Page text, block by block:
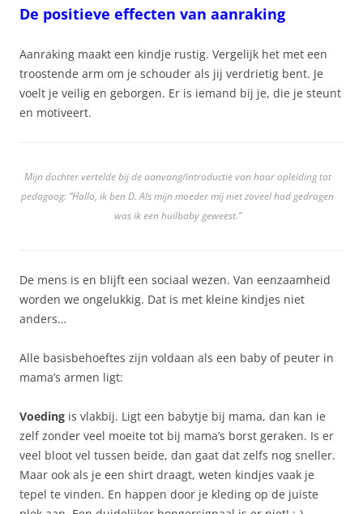
De positieve effecten van aanraking
Aanraking maakt een kindje rustig. Vergelijk het met een
troostende arm om je schouder als jij verdrietig bent. Je
voelt je veilig en geborgen. Er is iemand bij je, die je steunt
en motiveert.
Mijn dochter vertelde bij de aanvang/introductie van haar opleiding tot
pedagoog: “Hallo, ik ben D. Als mijn moeder mij niet zoveel had gedragen
was ik een huilbaby geweest.”
De mens is en blijft een sociaal wezen. Van eenzaamheid
worden we ongelukkig. Dat is met kleine kindjes niet
anders…
Alle basisbehoeftes zijn voldaan als een baby of peuter in
mama’s armen ligt:
Voeding is vlakbij. Ligt een babytje bij mama, dan kan ie
zelf zonder veel moeite tot bij mama’s borst geraken. Is er
veel bloot vel tussen beide, dan gaat dat zelfs nog sneller.
Maar ook als je een shirt draagt, weten kindjes vaak je
tepel te vinden. En happen door je kleding op de juiste